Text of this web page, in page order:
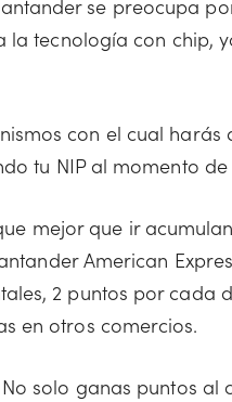
se preocupa
la tecnología con chip,
con el cual harás
tu NIP al momento
mejor que ir
American
2 puntos por cada
en otros comercios.
No solo ganas puntos